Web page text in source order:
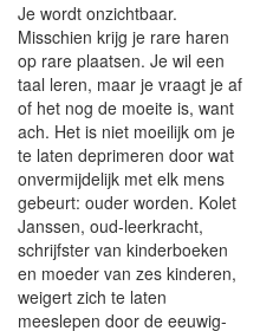
Je wordt onzichtbaar.
Misschien krijg je rare haren
op rare plaatsen. Je wil een
taal leren, maar je vraagt je af
of het nog de moeite is, want
ach. Het is niet moeilijk om je
te laten deprimeren door wat
onvermijdelijk met elk mens
gebeurt: ouder worden. Kolet
Janssen, oud-leerkracht,
schrijfster van kinderboeken
en moeder van zes kinderen,
weigert zich te laten
meeslepen door de eeuwig-